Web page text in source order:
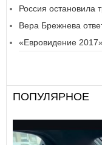
Россия остановила
Вера Брежнева
«Евровидение
ПОПУЛЯРНОЕ